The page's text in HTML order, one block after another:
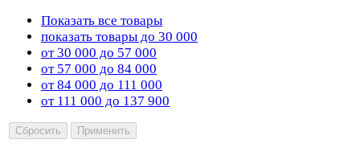
Показать все товары
показать товары до 30 000
от 30 000 до 57 000
от 57 000 до 84 000
от 84 000 до 111 000
от 111 000 до 137 900